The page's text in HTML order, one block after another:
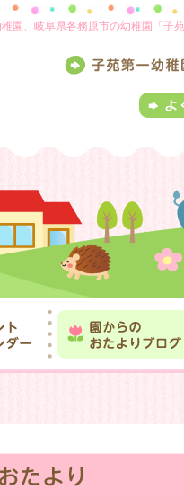
、岐阜県各務原市の幼稚園「子